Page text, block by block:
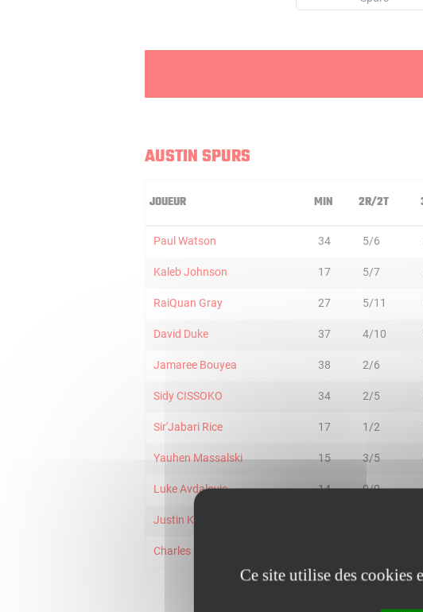
AUSTIN SPURS
JOUEUR MIN 2R/2T
Paul Watson 34 5/6
Kaleb Johnson 17 5/7
RaiQuan Gray 27 5/11
David Duke 37 4/10
Jamaree Bouyea 38 2/6
Sidy CISSOKO 34 2/5
Sir'Jabari Rice 17 1/2
Yauhen Massalski 15 3/5
Luke Avdalovic 14 0/0
Justin Kier
Charles Bediako
Ce site utilise des cookies